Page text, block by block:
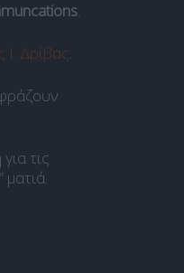
.
Ι. Δρίβας.
τις
ματιά.